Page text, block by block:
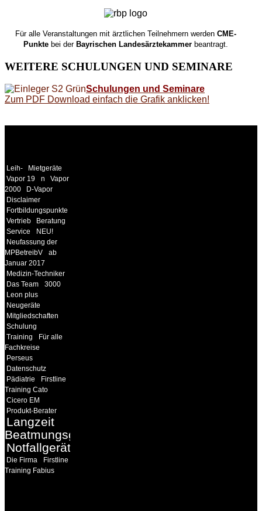
Für alle Veranstaltungen mit ärztlichen Teilnehmern werdenCME-
Punkte bei derBayrischen Landesärztekammer beantragt.
WEITERE SCHULUNGEN UND SEMINARE
Schulungen und Seminare
Zum PDF Download einfach die Grafik anklicken!
Leih-
Mietgeräte
Vapor 19
n
Vapor
2000
D-Vapor
Disclaimer
Fortbildungspunkte
Vertrieb
Beratung
Service
NEU!
Neufassung der
MPBetreibV
ab
Januar 2017
Medizin-Techniker
Das Team
3000
Leon plus
Neugeräte
Mitgliedschaften
Schulung
Training
Für alle
Fachkreise
Perseus
Datenschutz
Pädiatrie
Firstline
Training Cato
Cicero EM
Produkt-Berater
Langzeit
Beatmungsgeräte
Notfallgeräte
Die Firma
Firstline
Training Fabius